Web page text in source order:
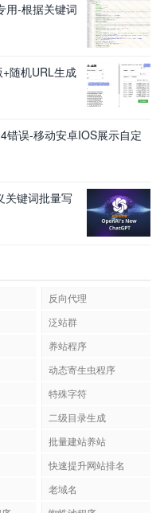
用-根据关键词
随机URL生成
错误-移动安卓IOS展示自定
关键词批量写
反向代理
泛站群
养站程序
动态寄生虫程序
特殊字符
二级目录生成
批量建站养站
快速提升网站排名
老域名